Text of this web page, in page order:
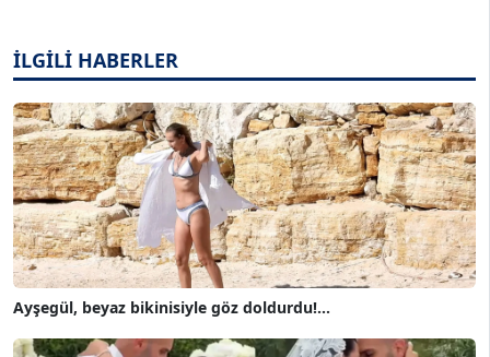
İLGİLİ HABERLER
Ayşegül, beyaz bikinisiyle göz doldurdu!...